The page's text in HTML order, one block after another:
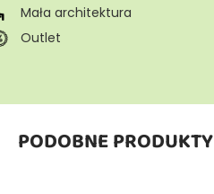
Mała architektura
Outlet
PODOBNE PRODUKTY